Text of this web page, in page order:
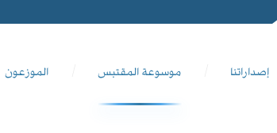
إصداراتنا موسوعة المقتبس الموزعون